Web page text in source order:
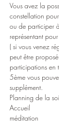
Vous avez la
constellation
ou de participer
représentant
( si vous venez
peut être
participations en
5ème vous
supplément.
Planning de la
Accueil
méditation